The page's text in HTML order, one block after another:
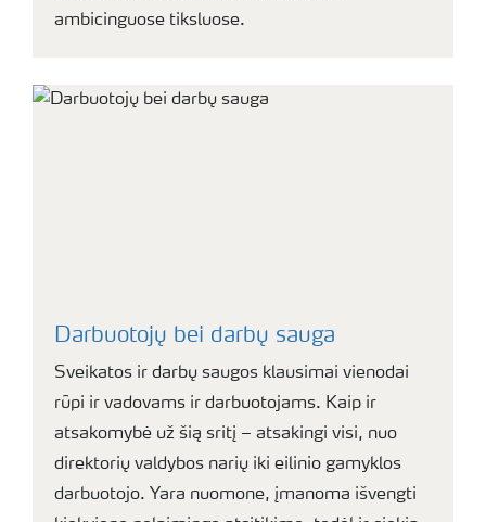
ambicinguose tiksluose.
Darbuotojų bei darbų sauga
Sveikatos ir darbų saugos klausimai vienodai
rūpi ir vadovams ir darbuotojams. Kaip ir
atsakomybė už šią sritį – atsakingi visi, nuo
direktorių valdybos narių iki eilinio gamyklos
darbuotojo. Yara nuomone, įmanoma išvengti